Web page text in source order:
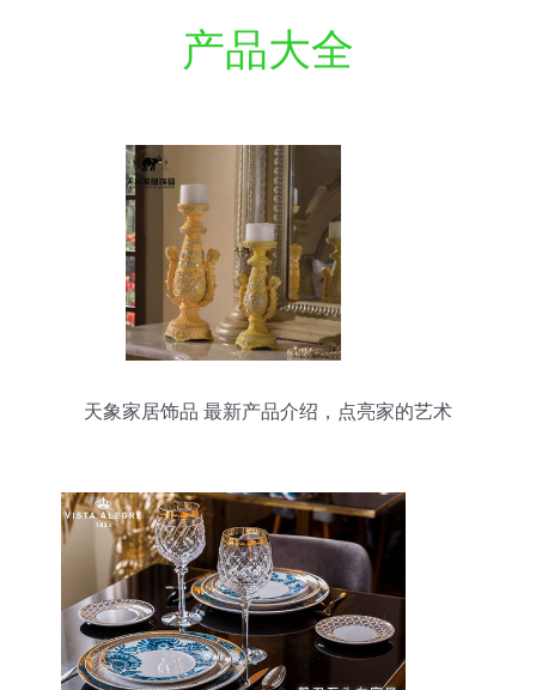
产品大全
天象家居饰品 最新产品介绍，点亮家的艺术